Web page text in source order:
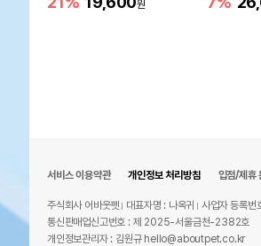
원
서비스 이용약관 개인정보 처리방침 입점/제휴
주식회사 어바웃펫 대표자명 : 나옥귀 사업자 등록
통신판매업신고번호 : 제 2025-서울금천-2382호
개인정보관리자 : 김원규 hello@aboutpet.co.kr